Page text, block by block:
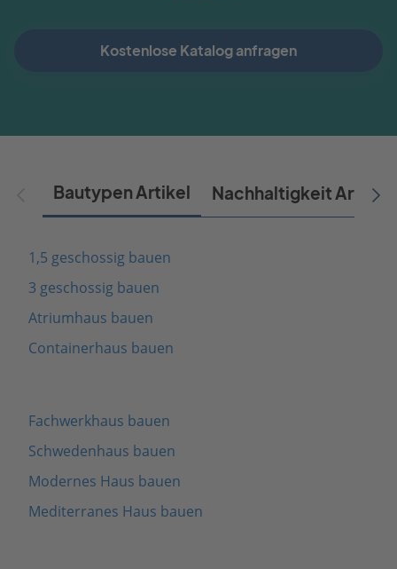
Kostenlose Katalog anfragen
Bautypen Artikel Nachhaltigkeit Artikel
1,5 geschossig bauen
3 geschossig bauen
Atriumhaus bauen
Containerhaus bauen
Fachwerkhaus bauen
Schwedenhaus bauen
Modernes Haus bauen
Mediterranes Haus bauen